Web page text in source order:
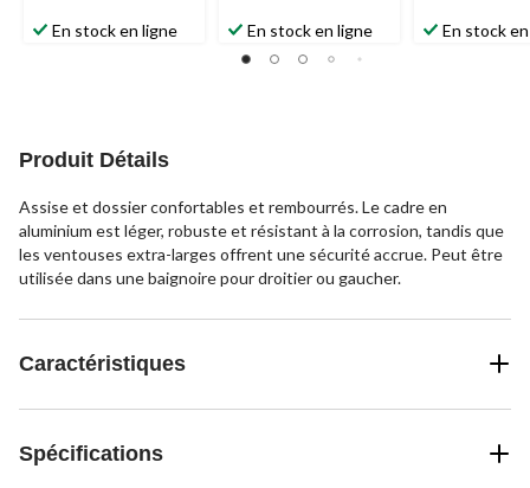
En stock en ligne En stock en ligne En stock
Produit Détails
Assise et dossier confortables et rembourrés. Le cadre en
aluminium est léger, robuste et résistant à la corrosion, tandis que
les ventouses extra-larges offrent une sécurité accrue. Peut être
utilisée dans une baignoire pour droitier ou gaucher.
Caractéristiques
Spécifications